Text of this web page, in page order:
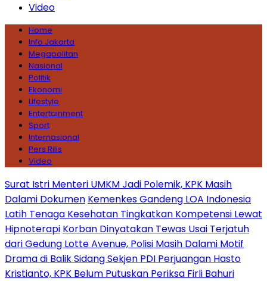
Video
Home
Info Jakarta
Megapolitan
Nasional
Politik
Ekonomi
Lifestyle
Entertainment
Sport
Internasional
Pers Rilis
Video
Surat Istri Menteri UMKM Jadi Polemik, KPK Masih
Dalami Dokumen Kemenkes Gandeng LOA Indonesia
Latih Tenaga Kesehatan Tingkatkan Kompetensi Lewat
Hipnoterapi Korban Dinyatakan Tewas Usai Terjatuh
dari Gedung Lotte Avenue, Polisi Masih Dalami Motif
Drama di Balik Sidang Sekjen PDI Perjuangan Hasto
Kristianto, KPK Belum Putuskan Periksa Firli Bahuri